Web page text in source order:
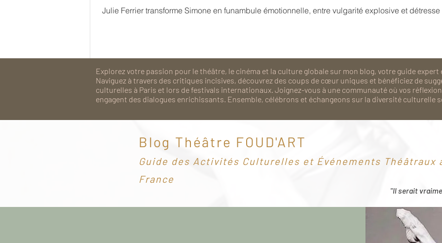
Julie Ferrier transforme Simone en funambule émotionnelle, entre vulgarité explosive et
Explorez votre passion pour le théâtre, le cinéma et la culture globale sur mon blog, votre guide expert
Naviguez à travers des critiques incisives, découvrez des coups de cœur uniques et bénéficiez de
culturelles à Paris et lors de festivals internationaux. Joignez-vous à une communauté où vos
engagent des dialogues enrichissants. Ensemble, célébrons et échangeons sur la diversité culturelle
Blog Théâtre FOUD'ART
Guide des Activités Culturelles et Événements Théâtraux
France
"Il serait